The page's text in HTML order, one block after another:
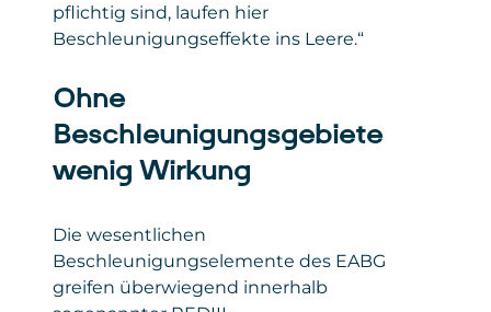
pflichtig sind, laufen hier
Beschleunigungseffekte ins Leere.“
Ohne
Beschleunigungsgebiete
wenig Wirkung
Die wesentlichen
Beschleunigungselemente des EABG
greifen überwiegend innerhalb